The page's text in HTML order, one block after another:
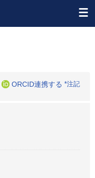
ORCID連携する *注記